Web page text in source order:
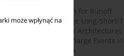
może wpłynąć na
Learning Approach for Runoff
Evaluating the Long-Short-
Neural Network Architectures
Extreme Discharge Events
Basin, Morocco